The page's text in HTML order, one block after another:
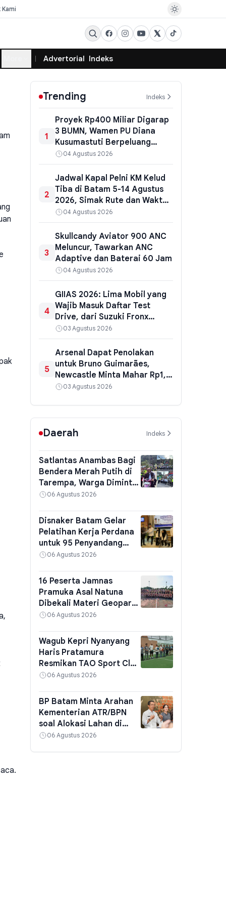
Kami
Advertorial Indeks
Trending Indeks
1
Proyek Rp400 Miliar Digarap
3 BUMN, Wamen PU Diana
Kusumastuti Berpeluang
Diperiksa Ulang Kejati NTT
04 Agustus 2026
2
Jadwal Kapal Pelni KM Kelud
Tiba di Batam 5-14 Agustus
2026, Simak Rute dan Waktu
Sandar Terbaru
04 Agustus 2026
3
Skullcandy Aviator 900 ANC
Meluncur, Tawarkan ANC
Adaptive dan Baterai 60 Jam
04 Agustus 2026
4
GIIAS 2026: Lima Mobil yang
Wajib Masuk Daftar Test
Drive, dari Suzuki Fronx
hingga Honda HR-V Hybrid
03 Agustus 2026
5
Arsenal Dapat Penolakan
untuk Bruno Guimarães,
Newcastle Minta Mahar Rp1,6
Triliun
03 Agustus 2026
Daerah Indeks
Satlantas Anambas Bagi
Bendera Merah Putih di
Tarempa, Warga Diminta
Pasang di Rumah Sambut
06 Agustus 2026
Disnaker Batam Gelar
Pelatihan Kerja Perdana
untuk 95 Penyandang
Disabilitas, Siapkan
06 Agustus 2026
16 Peserta Jamnas
Pramuka Asal Natuna
Dibekali Materi Geopark
Sebelum Berangkat ke
06 Agustus 2026
Wagub Kepri Nyanyang
Haris Pratamura
Resmikan TAO Sport Club
Batam, Targetkan
Perkuat Sport Tourism
06 Agustus 2026
BP Batam Minta Arahan
Kementerian ATR/BPN
soal Alokasi Lahan di
Kawasan Perairan yang
06 Agustus 2026